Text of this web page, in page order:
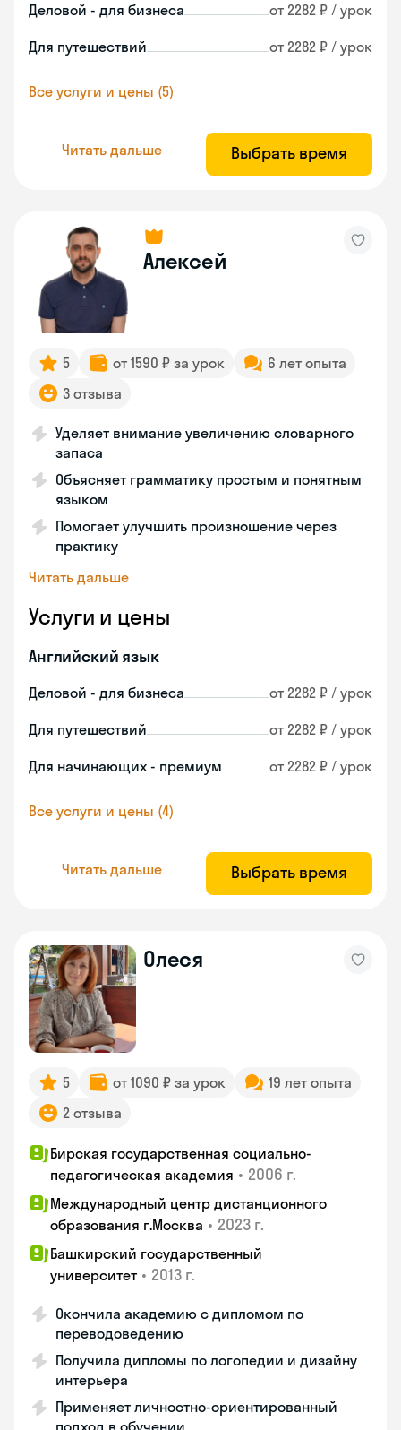
Деловой - для бизнеса от 2282 ₽ / урок
Для путешествий от 2282 ₽ / урок
Все услуги и цены (5)
Читать дальше Выбрать время
Алексей
5 от 1590 ₽ за урок
6 лет опыта
3 отзыва
Уделяет внимание увеличению словарного
запаса
Объясняет грамматику простым и понятным
языком
Помогает улучшить произношение через
практику
Читать дальше
Услуги и цены
Английский язык
Деловой - для бизнеса от 2282 ₽ / урок
Для путешествий от 2282 ₽ / урок
Для начинающих - премиум от 2282 ₽ / урок
Все услуги и цены (4)
Читать дальше Выбрать время
Олеся
5 от 1090 ₽ за урок
19 лет опыта
2 отзыва
Бирская государственная социально-
педагогическая академия • 2006 г.
Международный центр дистанционного
образования г.Москва • 2023 г.
Башкирский государственный
университет • 2013 г.
Окончила академию с дипломом по
переводоведению
Получила дипломы по логопедии и дизайну
интерьера
Применяет личностно-ориентированный
подход в обучении